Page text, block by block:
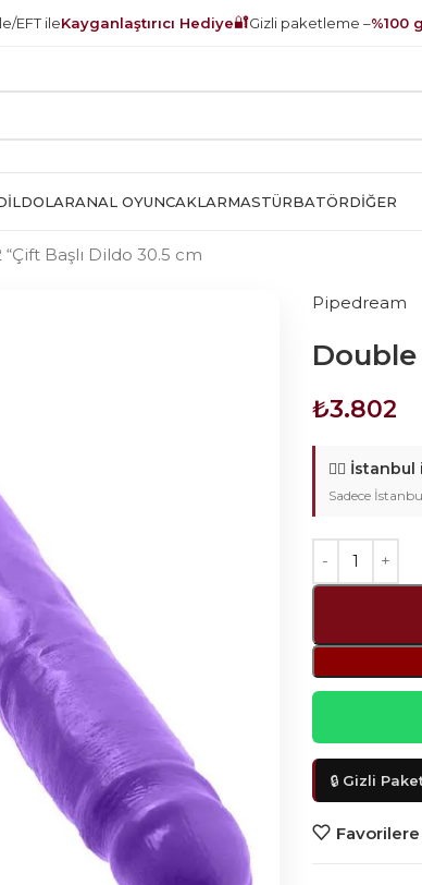
EFT ileKayganlaştırıcı Hediye🔐Gizli paketleme –%100
ANAL OYUNCAKLARMASTÜRBATÖRDIĞER
Başlı Dildo 30.5 cm
Pipedream
Double
₺3.802
🚴‍♂️ İstanbul
Sadece
🔒 Gizli
Favorilere